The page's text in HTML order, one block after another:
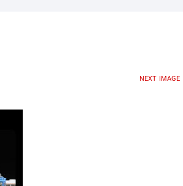
NEXT IMAGE